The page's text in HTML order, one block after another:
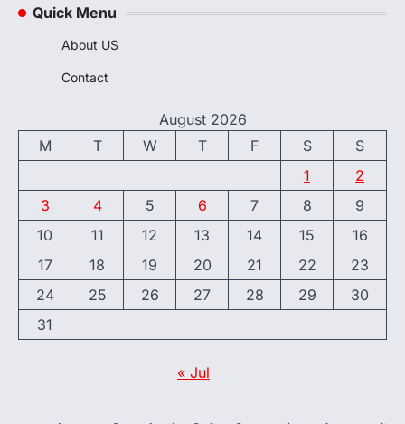
Quick Menu
About US
Contact
August 2026
M
T W T F S
S
1
2
3
4 5 6 7 8
9
10
11 12 13 14 15
16
17
18 19 20 21 22
23
24
25 26 27 28 29
30
31
« Jul